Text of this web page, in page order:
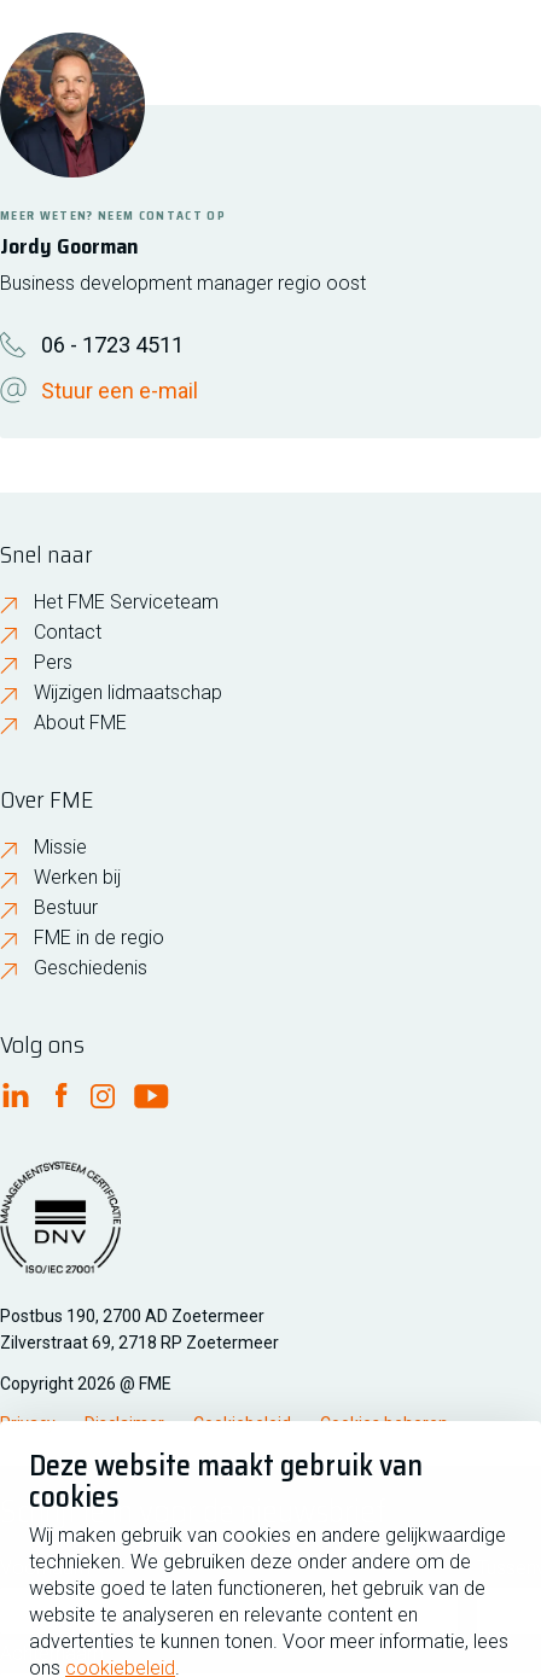
Deze website maakt gebruik van
cookies
Wij maken gebruik van cookies en andere gelijkwaardige
technieken. We gebruiken deze onder andere om de
website goed te laten functioneren, het gebruik van de
website te analyseren en relevante content en
advertenties te kunnen tonen. Voor meer informatie, lees
ons cookiebeleid.
Jordy Goorman
MEER WETEN? NEEM CONTACT OP
Business development manager regio oost
06 - 1723 4511
Stuur een e-mail
Snel naar
Het FME Serviceteam
Contact
Pers
Wijzigen lidmaatschap
About FME
Over FME
Missie
Werken bij
Bestuur
FME in de regio
Geschiedenis
Volg ons
FME Linkedin
FME Facebook
FME Instagram
FME Youtube
Managementsyteem certificatie DNV iso/iec 27001
Postbus 190, 2700 AD Zoetermeer
Zilverstraat 69, 2718 RP Zoetermeer
Copyright 2026 @ FME
Privacy Disclaimer Cookiebeleid Cookies beheren
Schrijf je in voor de nieuwsbrief
Voornaam
Achternaam